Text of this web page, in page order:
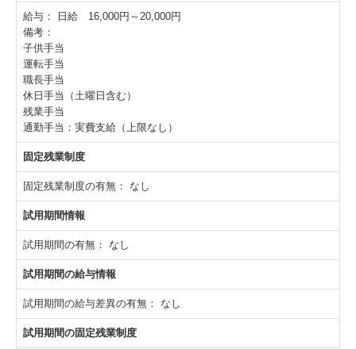
給与：
日給 16,000円～20,000円
備考：
子供手当
運転手当
職長手当
休日手当（土曜日含む）
残業手当
通勤手当：実費支給（上限なし）
固定残業制度
固定残業制度の有無： なし
試用期間情報
試用期間の有無： なし
試用期間の給与情報
試用期間の給与差異の有無： なし
試用期間の固定残業制度